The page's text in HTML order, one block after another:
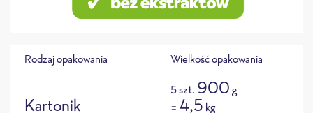
Rodzaj opakowania
Kartonik
Wielkość opakowania
5 szt. 900g
= 4,5 kg